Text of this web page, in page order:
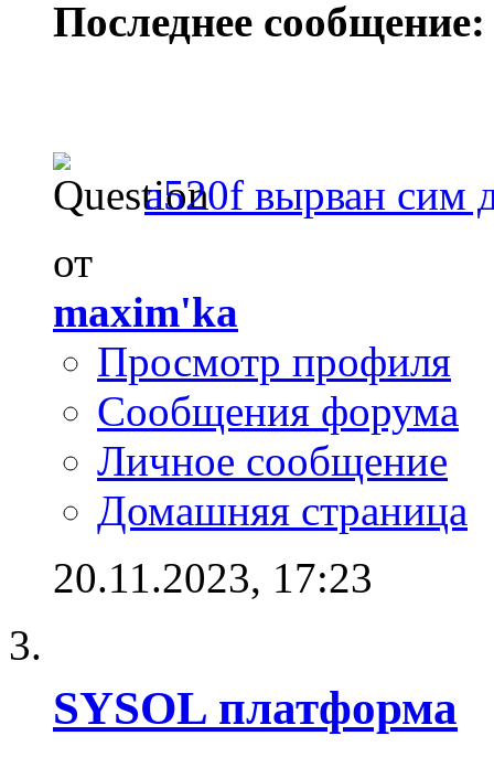
Последнее сообщение:
a520f вырван сим
от
maxim'ka
Просмотр профиля
Сообщения форума
Личное сообщение
Домашняя страница
20.11.2023, 17:23
SYSOL платформа